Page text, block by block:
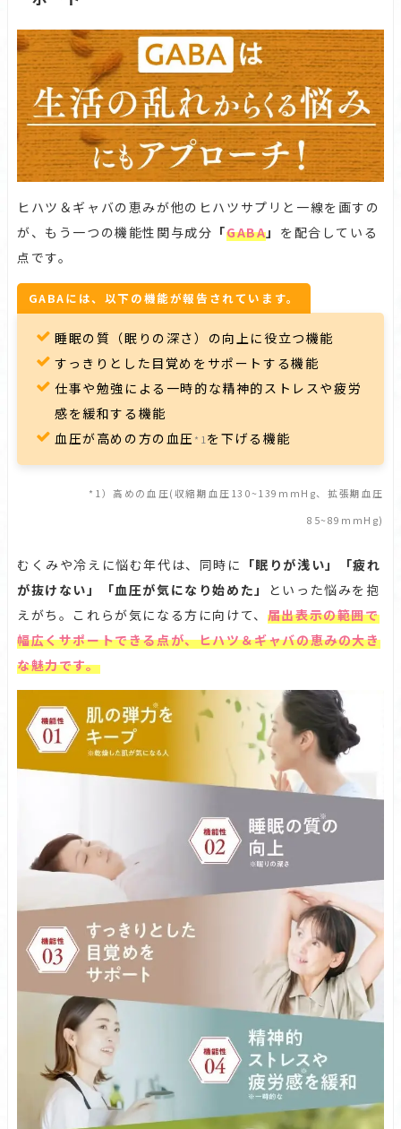
ヒハツ＆ギャバの恵みが他のヒハツサプリと一線を画すの
が、もう一つの機能性関与成分 「GABA」 を配合している
点です。
GABAには、以下の機能が報告されています。
睡眠の質（眠りの深さ）の向上に役立つ機能
すっきりとした目覚めをサポートする機能
仕事や勉強による一時的な精神的ストレスや疲労
感を緩和する機能
血圧が高めの方の血圧 *1 を下げる機能
*1）高めの血圧(収縮期血圧130~139mmHg、拡張期血圧
85~89mmHg)
むくみや冷えに悩む年代は、同時に 「眠りが浅い」「疲れ
が抜けない」「血圧が気になり始めた」
といった悩みを抱
えがち。これらが気になる方に向けて、 届出表示の範囲で
幅広くサポートできる点が、ヒハツ＆ギャバの恵みの大き
な魅力です。